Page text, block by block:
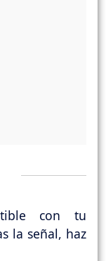
con tu
la señal, haz